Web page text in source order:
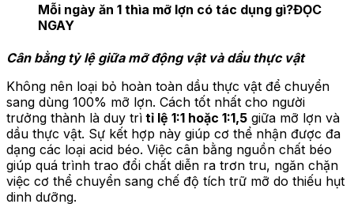
Mỗi ngày ăn 1 thìa mỡ lợn có tác dụng gì?ĐỌC
NGAY
Cân bằng tỷ lệ giữa mỡ động vật và dầu thực vật
Không nên loại bỏ hoàn toàn dầu thực vật để chuyển
sang dùng 100% mỡ lợn. Cách tốt nhất cho người
trưởng thành là duy trì tỉ lệ 1:1 hoặc 1:1,5 giữa mỡ lợn và
dầu thực vật. Sự kết hợp này giúp cơ thể nhận được đa
dạng các loại acid béo. Việc cân bằng nguồn chất béo
giúp quá trình trao đổi chất diễn ra trơn tru, ngăn chặn
việc cơ thể chuyển sang chế độ tích trữ mỡ do thiếu hụt
dinh dưỡng.